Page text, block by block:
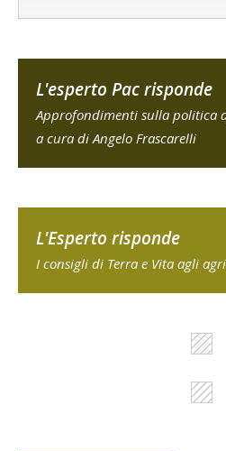
L'esperto Pac risponde
Approfondimenti sulla politica
a cura di Angelo Frascarelli
L'Esperto risponde
I consigli di Terra e Vita agli